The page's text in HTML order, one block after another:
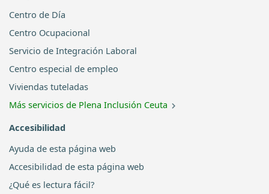
Centro de Día
Centro Ocupacional
Servicio de Integración Laboral
Centro especial de empleo
Viviendas tuteladas
Más servicios de Plena Inclusión Ceuta
Accesibilidad
Ayuda de esta página web
Accesibilidad de esta página web
¿Qué es lectura fácil?